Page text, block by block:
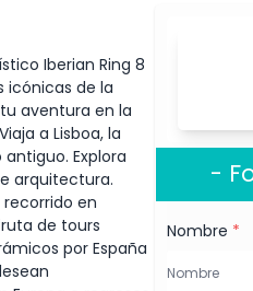
Iberian Ring 8
icónicas de la
aventura en la
a Lisboa, la
Explora
arquitectura.
en
de tours
por España
-
Nombre *